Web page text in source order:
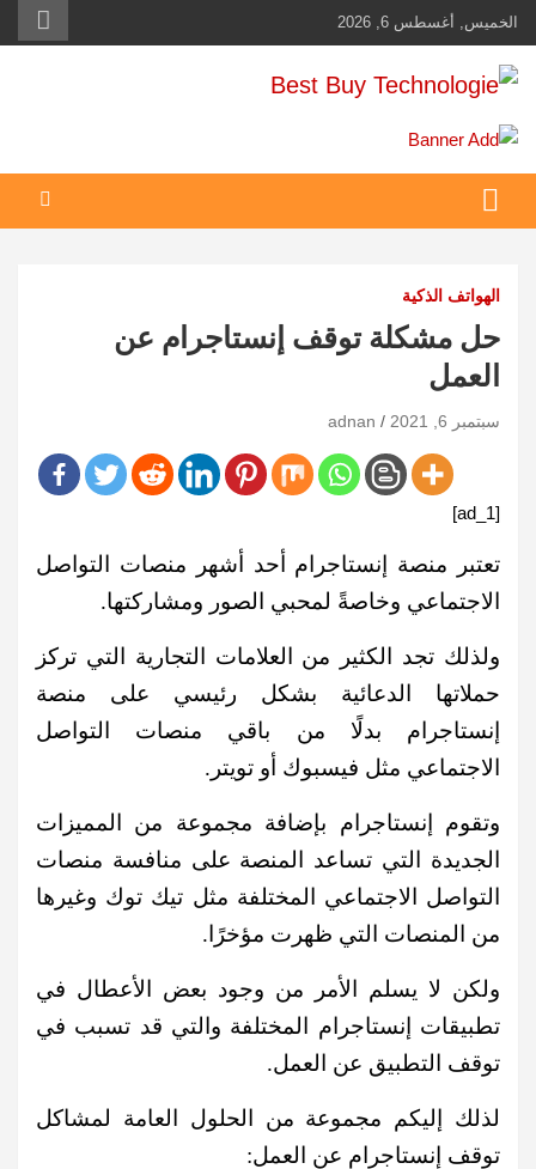
Skip
to
content
الخميس, أغسطس 6, 2026
Best Buy Technologie
أهم مبيعات عالم التكنولوجيا
الهواتف الذكية
حل مشكلة توقف إنستاجرام عن
العمل
سبتمبر 6, 2021 adnan
[ad_1]
تعتبر منصة إنستاجرام أحد أشهر منصات التواصل
الاجتماعي وخاصةً لمحبي الصور ومشاركتها.
ولذلك تجد الكثير من العلامات التجارية التي تركز
حملاتها الدعائية بشكل رئيسي على منصة
إنستاجرام بدلًا من باقي منصات التواصل
الاجتماعي مثل فيسبوك أو تويتر.
وتقوم إنستاجرام بإضافة مجموعة من المميزات
الجديدة التي تساعد المنصة على منافسة منصات
التواصل الاجتماعي المختلفة مثل تيك توك وغيرها
من المنصات التي ظهرت مؤخرًا.
ولكن لا يسلم الأمر من وجود بعض الأعطال في
تطبيقات إنستاجرام المختلفة والتي قد تسبب في
توقف التطبيق عن العمل.
لذلك إليكم مجموعة من الحلول العامة لمشاكل
توقف إنستاجرام عن العمل: